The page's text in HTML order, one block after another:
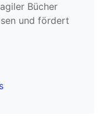
Bücher
und fördert